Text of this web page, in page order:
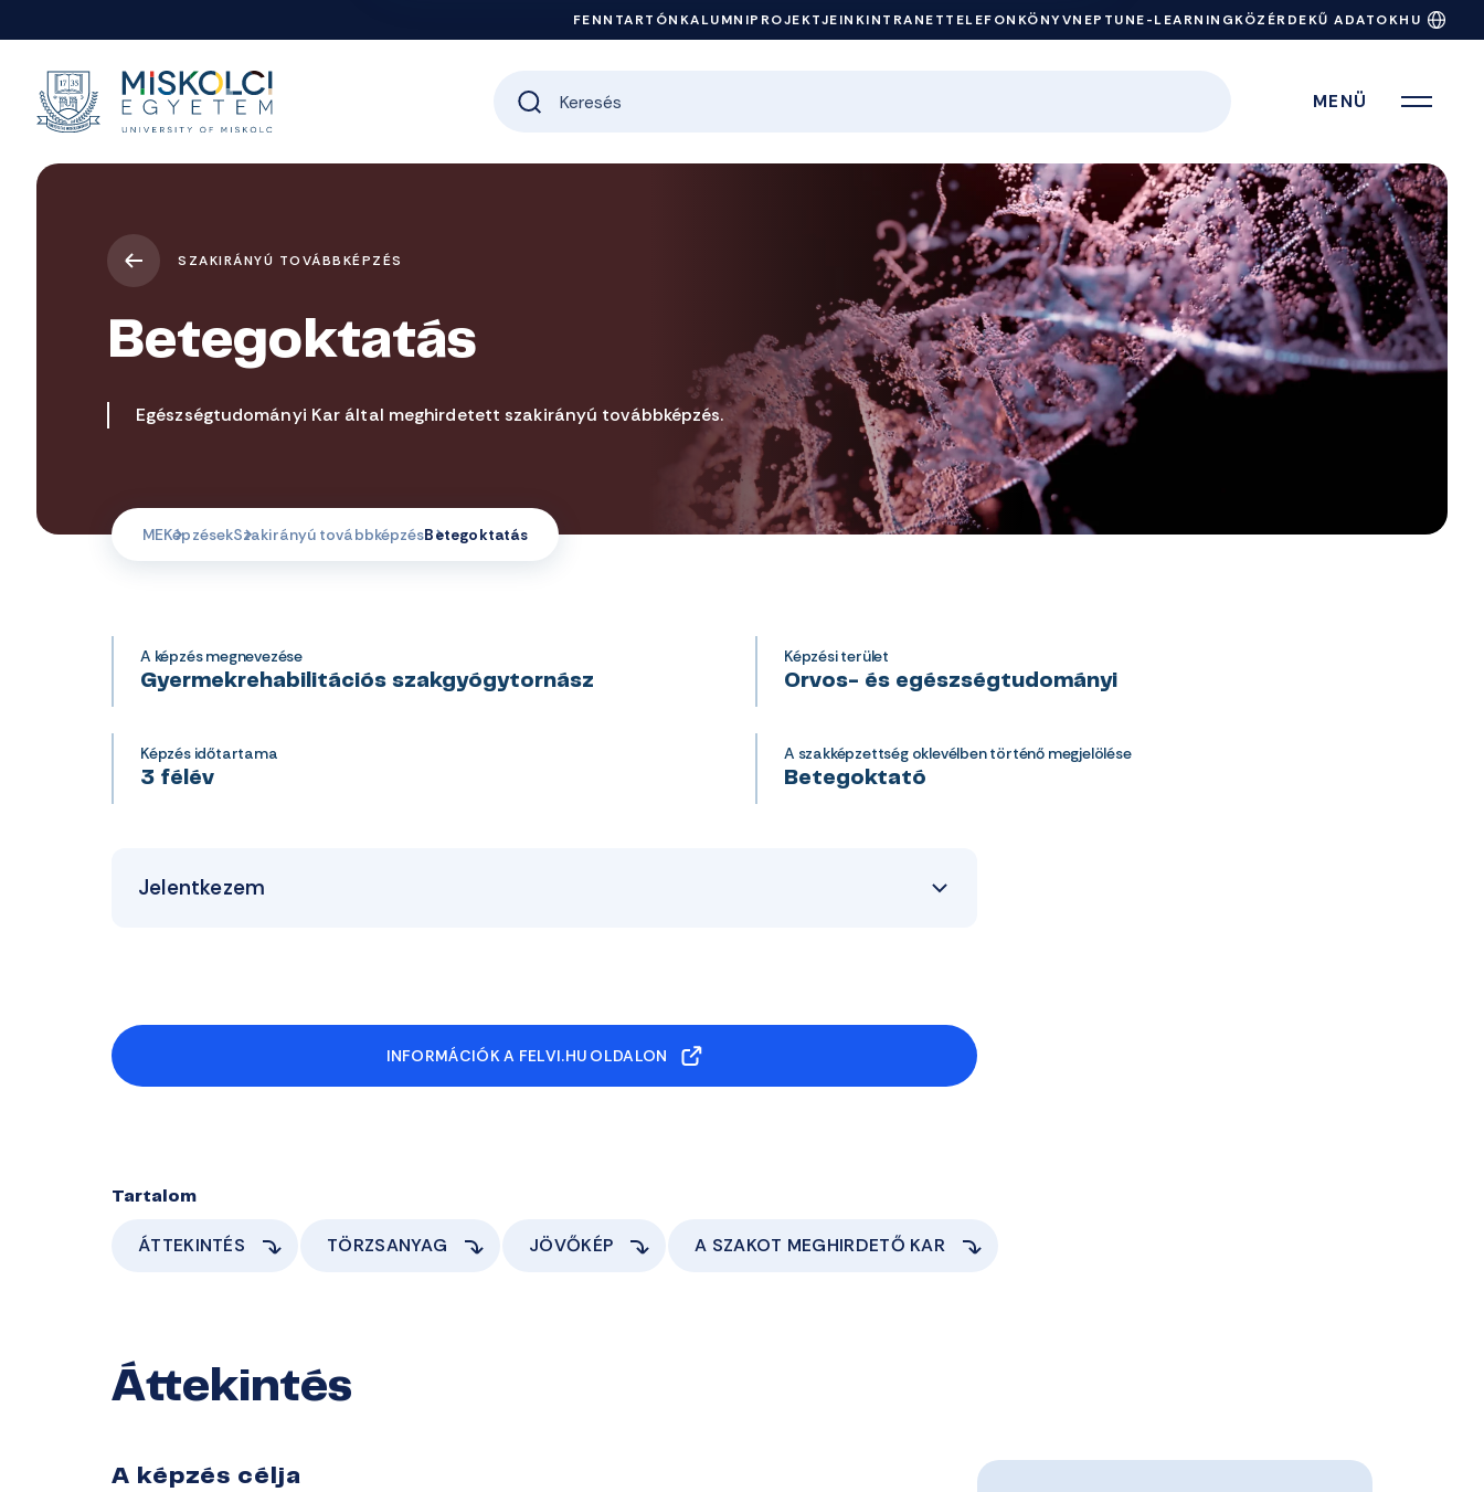
FENNTARTÓNKALUMNIPROJEKTJEINKINTRANETTELEFONKÖNYVNEPTUNE-LEARNINGKÖZÉRDEKŰ ADATOKHU
MENÜ
SZAKIRÁNYÚ TOVÁBBKÉPZÉS
Betegoktatás
Egészségtudományi Kar által meghirdetett szakirányú továbbképzés.
MEKépzésekSzakirányú továbbképzésBetegoktatás
A képzés megnevezése
Gyermekrehabilitációs szakgyógytornász
Képzési terület
Orvos- és egészségtudományi
Képzés időtartama
3 félév
A szakképzettség oklevélben történő megjelölése
Betegoktató
Jelentkezem
INFORMÁCIÓK A FELVI.HU OLDALON
Tartalom
ÁTTEKINTÉS TÖRZSANYAG JÖVŐKÉP A SZAKOT MEGHIRDETŐ KAR
Áttekintés
A képzés célja